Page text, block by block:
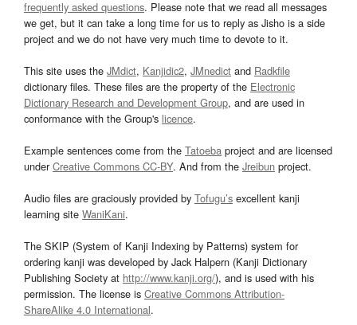
frequently asked questions. Please note that we read all messages
we get, but it can take a long time for us to reply as Jisho is a side
project and we do not have very much time to devote to it.
This site uses the JMdict, Kanjidic2, JMnedict and Radkfile
dictionary files. These files are the property of the Electronic
Dictionary Research and Development Group, and are used in
conformance with the Group's licence.
Example sentences come from the Tatoeba project and are licensed
underCreative Commons CC-BY. And from the Jreibun project.
Audio files are graciously provided by Tofugu’s excellent kanji
learning site WaniKani.
The SKIP (System of Kanji Indexing by Patterns) system for
ordering kanji was developed by Jack Halpern (Kanji Dictionary
Publishing Society at http://www.kanji.org/), and is used with his
permission. The license is Creative Commons Attribution-
ShareAlike 4.0 International.